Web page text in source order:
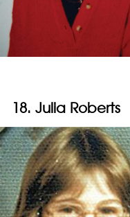
18. Julia Roberts